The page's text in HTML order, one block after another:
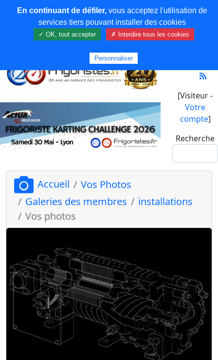
[Visiteur -
Votre
compte]
Recherche
Accueil
Vos Photos
Galeries des membres
installations
Vos photos
En continuant de défiler,vous acceptez l'utilisation de
services tiers pouvant installer des cookies
✓ OK, tout accepter ✗ Interdire tous les cookies
Personnaliser